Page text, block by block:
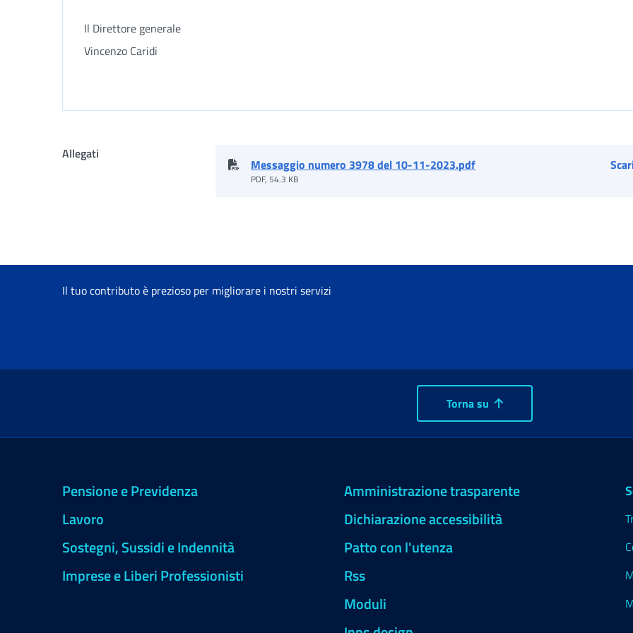
Il Direttore generale
Vincenzo Caridi
Allegati
Messaggio numero 3978 del 10-11-2023.pdf
PDF, 54.3 KB
Il tuo contributo è prezioso per migliorare i nostri servizi
Torna su
Pensione e Previdenza
Lavoro
Sostegni, Sussidi e Indennità
Imprese e Liberi Professionisti
Amministrazione trasparente
Dichiarazione accessibilità
Patto con l'utenza
Rss
Moduli